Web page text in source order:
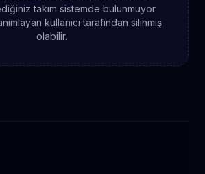
takım sistemde bulunmuyor
kullanıcı tarafından silinmiş
olabilir.